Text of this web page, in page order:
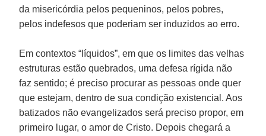
da misericórdia pelos pequeninos, pelos pobres,
pelos indefesos que poderiam ser induzidos ao erro.
Em contextos “líquidos”, em que os limites das velhas
estruturas estão quebrados, uma defesa rígida não
faz sentido; é preciso procurar as pessoas onde quer
que estejam, dentro de sua condição existencial. Aos
batizados não evangelizados será preciso propor, em
primeiro lugar, o amor de Cristo. Depois chegará a